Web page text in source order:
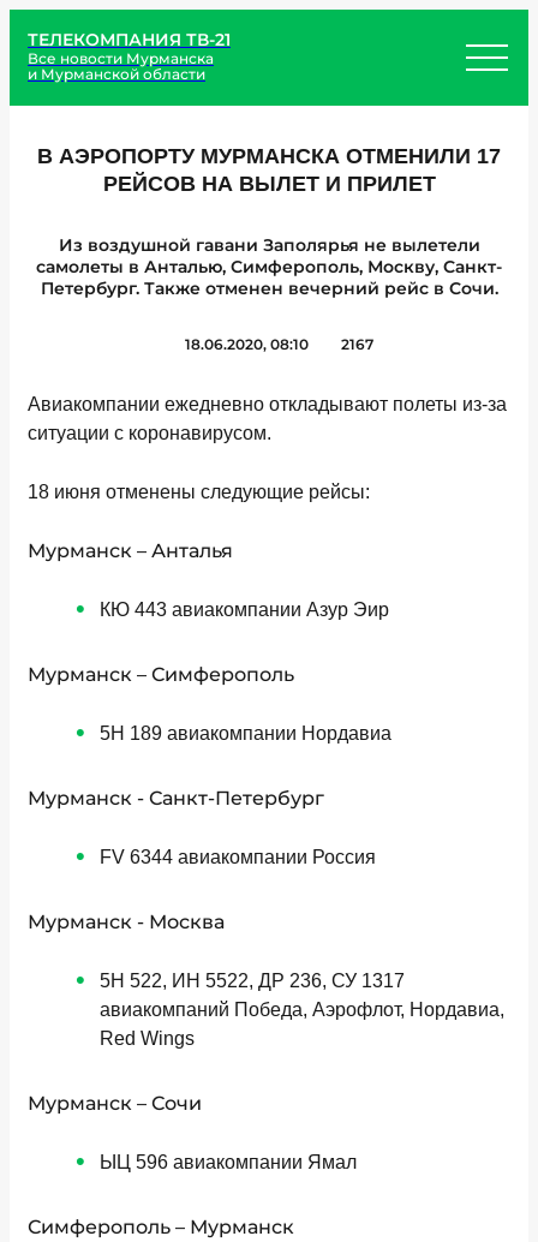
ТЕЛЕКОМПАНИЯ ТВ-21
Все новости Мурманска
и Мурманской области
В АЭРОПОРТУ МУРМАНСКА ОТМЕНИЛИ 17
РЕЙСОВ НА ВЫЛЕТ И ПРИЛЕТ
Из воздушной гавани Заполярья не вылетели
самолеты в Анталью, Симферополь, Москву, Санкт-
Петербург. Также отменен вечерний рейс в Сочи.
18.06.2020, 08:10 2167
Авиакомпании ежедневно откладывают полеты из-за
ситуации с коронавирусом.
18 июня отменены следующие рейсы:
Мурманск – Анталья
КЮ 443 авиакомпании Азур Эир
Мурманск – Симферополь
5Н 189 авиакомпании Нордавиа
Мурманск - Санкт-Петербург
FV 6344 авиакомпании Россия
Мурманск - Москва
5Н 522, ИН 5522, ДР 236, СУ 1317
авиакомпаний Победа, Аэрофлот, Нордавиа,
Red Wings
Мурманск – Сочи
ЫЦ 596 авиакомпании Ямал
Симферополь – Мурманск